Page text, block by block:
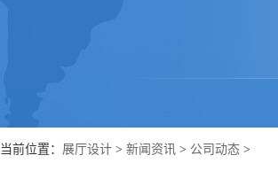
当前位置： 展厅设计 > 新闻资讯 > 公司动态 >